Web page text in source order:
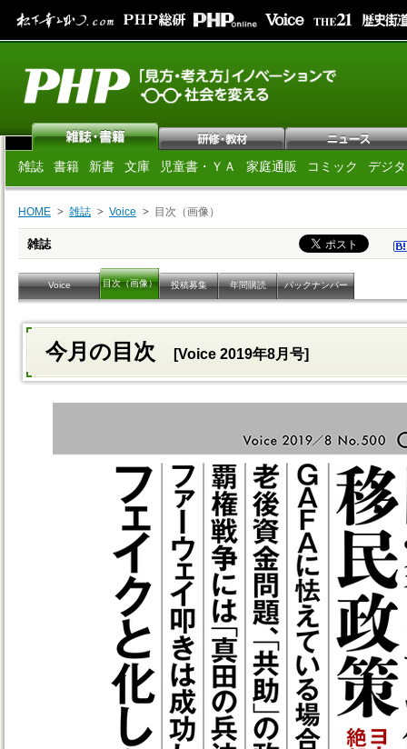
雑誌 書籍 新書 文庫 児童書・ＹＡ 家庭通販 コミック デジ
HOME 雑誌 Voice 目次（画像）
雑誌
Voice 目次（画像） 投稿募集 年間購読 バックナンバー
今月の目次 [Voice 2019年8月号]